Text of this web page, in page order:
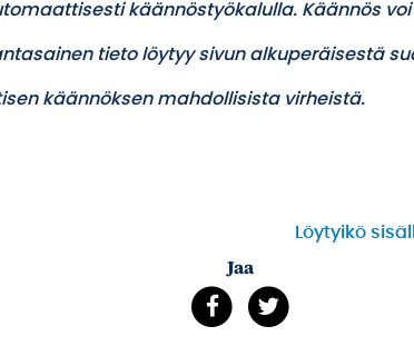
käännöstyökalulla. Käännös
tieto löytyy sivun alkuperäisestä
käännöksen mahdollisista virheistä.
Löytyikö
Jaa